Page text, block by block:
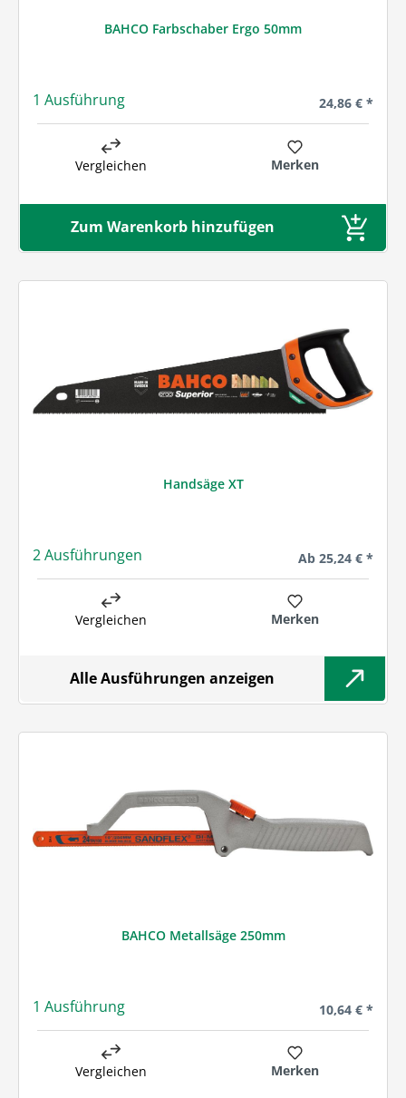
BAHCO Farbschaber Ergo 50mm
1 Ausführung Regulärer
24,86 € *
Vergleichen Merken
Zum Warenkorb hinzufügen
Handsäge XT
2 Ausführungen Regulärer Preis:
Ab 25,24 € *
Vergleichen Merken
Alle Ausführungen anzeigen
BAHCO Metallsäge 250mm
1 Ausführung Regulärer
10,64 € *
Vergleichen Merken